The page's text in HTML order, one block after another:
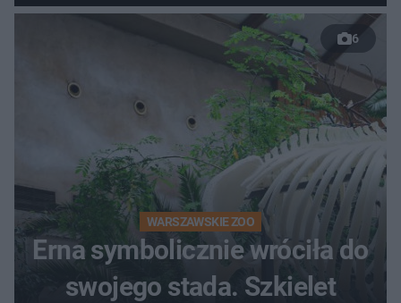
do rzeki
6
WARSZAWSKIE ZOO
Erna symbolicznie wróciła do
swojego stada. Szkielet